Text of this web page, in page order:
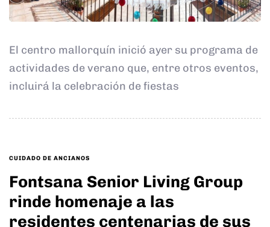
El centro mallorquín inició ayer su programa de
actividades de verano que, entre otros eventos,
incluirá la celebración de fiestas
TAGS
CUIDADO DE ANCIANOS
Fontsana Senior Living Group
rinde homenaje a las
residentes centenarias de sus